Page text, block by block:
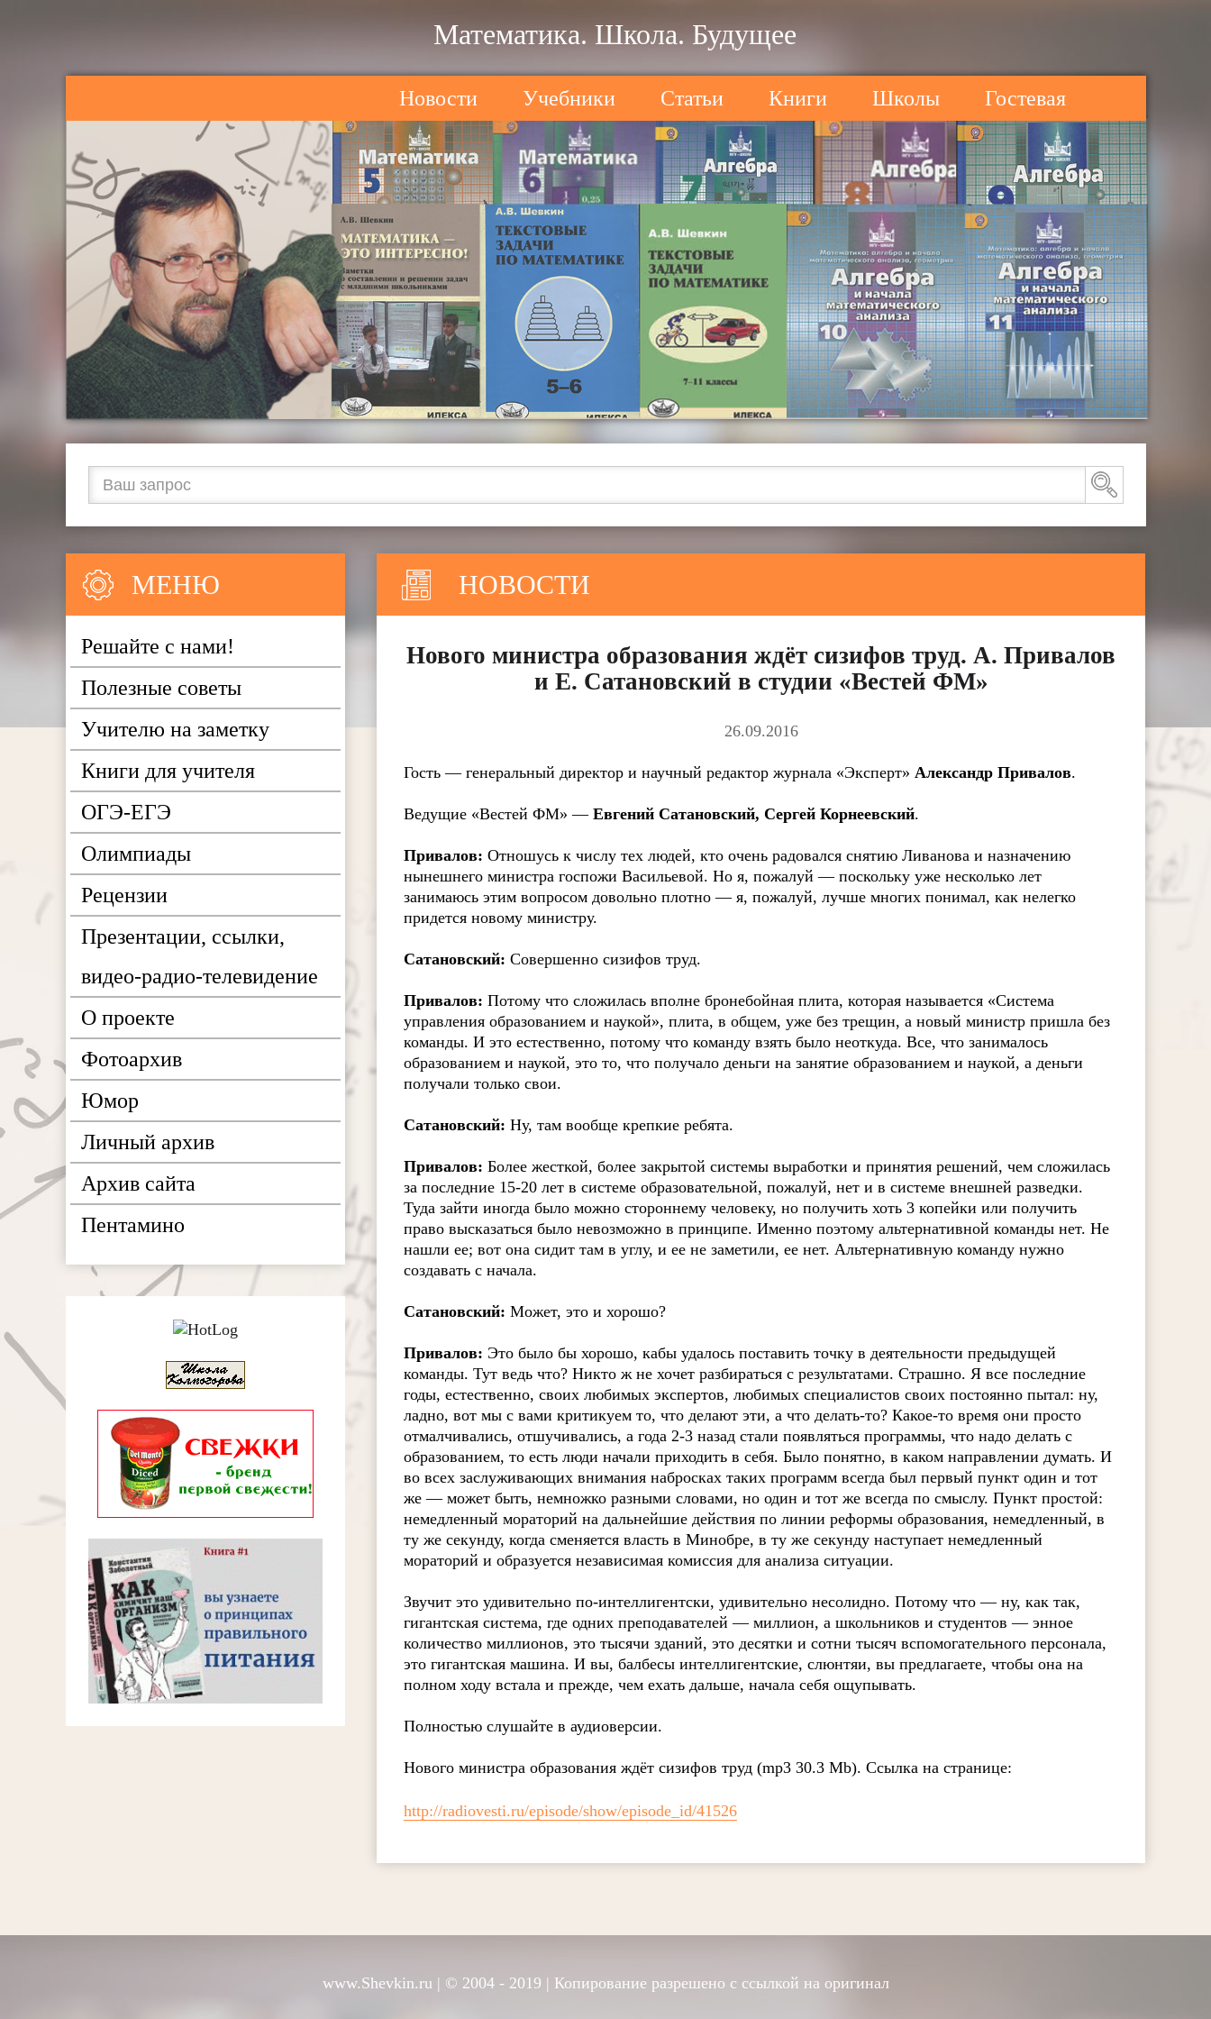
Математика. Школа. Будущее
Новости Учебники Статьи Книги Школы Гостевая
НОВОСТИ
Нового министра образования ждёт сизифов труд. А. Привалов
и Е. Сатановский в студии «Вестей ФМ»
26.09.2016
Гость — генеральный директор и научный редактор журнала «Эксперт»Александр Привалов.
Ведущие «Вестей ФМ» —Евгений Сатановский, Сергей Корнеевский.
Привалов: Отношусь к числу тех людей, кто очень радовался снятию Ливанова и назначению
нынешнего министра госпожи Васильевой. Но я, пожалуй — поскольку уже несколько лет
занимаюсь этим вопросом довольно плотно — я, пожалуй, лучше многих понимал, как нелегко
придется новому министру.
Сатановский: Совершенно сизифов труд.
Привалов: Потому что сложилась вполне бронебойная плита, которая называется «Система
управления образованием и наукой», плита, в общем, уже без трещин, а новый министр пришла без
команды. И это естественно, потому что команду взять было неоткуда. Все, что занималось
образованием и наукой, это то, что получало деньги на занятие образованием и наукой, а деньги
получали только свои.
Сатановский: Ну, там вообще крепкие ребята.
Привалов: Более жесткой, более закрытой системы выработки и принятия решений, чем сложилась
за последние 15-20 лет в системе образовательной, пожалуй, нет и в системе внешней разведки.
Туда зайти иногда было можно стороннему человеку, но получить хоть 3 копейки или получить
право высказаться было невозможно в принципе. Именно поэтому альтернативной команды нет. Не
нашли ее; вот она сидит там в углу, и ее не заметили, ее нет. Альтернативную команду нужно
создавать с начала.
Сатановский: Может, это и хорошо?
Привалов: Это было бы хорошо, кабы удалось поставить точку в деятельности предыдущей
команды. Тут ведь что? Никто ж не хочет разбираться с результатами. Страшно. Я все последние
годы, естественно, своих любимых экспертов, любимых специалистов своих постоянно пытал: ну,
ладно, вот мы с вами критикуем то, что делают эти, а что делать-то? Какое-то время они просто
отмалчивались, отшучивались, а года 2-3 назад стали появляться программы, что надо делать с
образованием, то есть люди начали приходить в себя. Было понятно, в каком направлении думать. И
во всех заслуживающих внимания набросках таких программ всегда был первый пункт один и тот
же — может быть, немножко разными словами, но один и тот же всегда по смыслу. Пункт простой:
немедленный мораторий на дальнейшие действия по линии реформы образования, немедленный, в
ту же секунду, когда сменяется власть в Минобре, в ту же секунду наступает немедленный
мораторий и образуется независимая комиссия для анализа ситуации.
Звучит это удивительно по-интеллигентски, удивительно несолидно. Потому что — ну, как так,
гигантская система, где одних преподавателей — миллион, а школьников и студентов — энное
количество миллионов, это тысячи зданий, это десятки и сотни тысяч вспомогательного персонала,
это гигантская машина. И вы, балбесы интеллигентские, слюнтяи, вы предлагаете, чтобы она на
полном ходу встала и прежде, чем ехать дальше, начала себя ощупывать.
Полностью слушайте в аудиоверсии.
Нового министра образования ждёт сизифов труд (mp3 30.3 Mb). Ссылка на странице:
http://radiovesti.ru/episode/show/episode_id/41526
МЕНЮ
Решайте с нами!
Полезные советы
Учителю на заметку
Книги для учителя
ОГЭ-ЕГЭ
Олимпиады
Рецензии
Презентации, ссылки,
видео-радио-телевидение
О проекте
Фотоархив
Юмор
Личный архив
Архив сайта
Пентамино
www.Shevkin.ru | © 2004 - 2019 | Копирование разрешено с ссылкой на оригинал